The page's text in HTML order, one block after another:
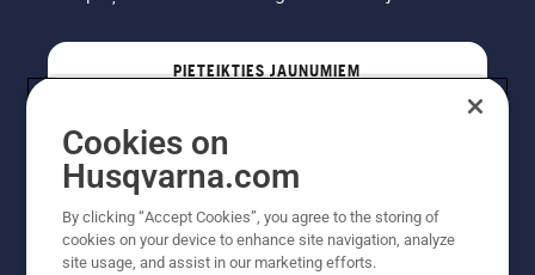
PIETEIKTIES JAUNUMIEM
Cookies on
Husqvarna.com
By clicking “Accept Cookies”, you agree to the storing of
cookies on your device to enhance site navigation, analyze
site usage, and assist in our marketing efforts.